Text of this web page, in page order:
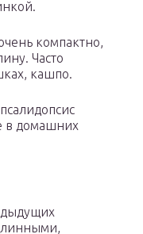
компактно,
Часто
кашпо.
в домашних